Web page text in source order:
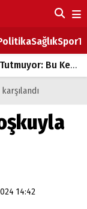
SağlıkSpor
de Mem u Zîn Oldu!
yük
14:42